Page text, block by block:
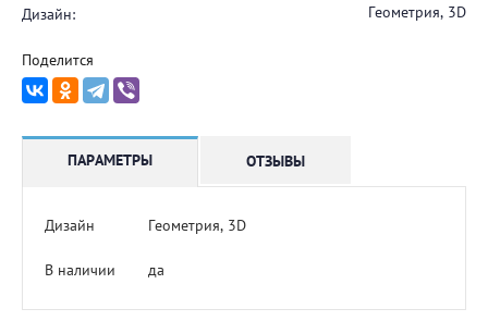
Дизайн: Геометрия, 3D
Поделится
ПАРАМЕТРЫ ОТЗЫВЫ
Дизайн Геометрия, 3D
В наличии да